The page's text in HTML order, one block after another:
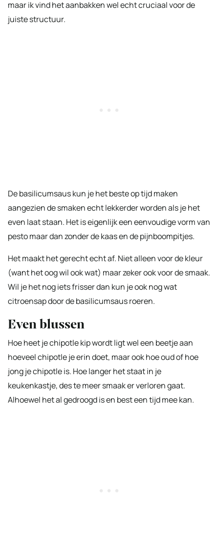
maar ik vind het aanbakken wel echt cruciaal voor de
juiste structuur.
De basilicumsaus kun je het beste op tijd maken
aangezien de smaken echt lekkerder worden als je het
even laat staan. Het is eigenlijk een eenvoudige vorm van
pesto maar dan zonder de kaas en de pijnboompitjes.
Het maakt het gerecht echt af. Niet alleen voor de kleur
(want het oog wil ook wat) maar zeker ook voor de smaak.
Wil je het nog iets frisser dan kun je ook nog wat
citroensap door de basilicumsaus roeren.
Even blussen
Hoe heet je chipotle kip wordt ligt wel een beetje aan
hoeveel chipotle je erin doet, maar ook hoe oud of hoe
jong je chipotle is. Hoe langer het staat in je
keukenkastje, des te meer smaak er verloren gaat.
Alhoewel het al gedroogd is en best een tijd mee kan.